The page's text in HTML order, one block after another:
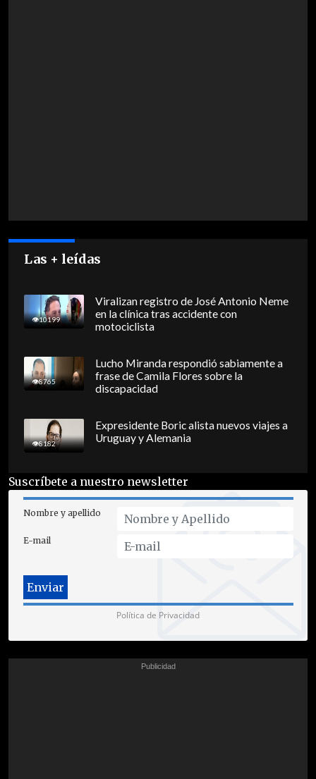
Las + leídas
10199
Viralizan registro de José Antonio Neme
en la clínica tras accidente con
motociclista
8765
Lucho Miranda respondió sabiamente a
frase de Camila Flores sobre la
discapacidad
8182
Expresidente Boric alista nuevos viajes a
Uruguay y Alemania
Suscríbete a nuestro newsletter
Nombre y apellido
E-mail
Política de Privacidad